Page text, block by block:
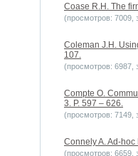
Coase R.H. The
(просмотров: 7009,
Coleman J.H.
107.
(просмотров: 6987,
Compte O.
3. P. 597 – 626.
(просмотров: 7149,
Connely A. Ad-
(просмотров: 6659,